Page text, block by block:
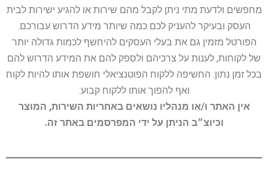
מחפשים ולדעת מתי ניתן לקבל מהם שירות או להגיע ישירות לבית
העסק ובעיקר להעניק לכם כמה שיותר מידע הדרוש עבורכם.
הפורטל מזמין גם את בעלי העסקים להיחשף לכמות גדולה יותר
של לקוחות, לענות על צרכיהם ולספק להם את המידע הדרוש להם
בכל זמן נתון. החשיפה ללקוח הפוטנציאלי חושפת אותו להיות לקוח
ואף להפוך אותו ללקוח קבוע.
אין האתר ו/או מנהליו נושאים באחריות השירות, המוצר
וכיוצ״ב הניתן על ידי המפרסמים באתר זה.